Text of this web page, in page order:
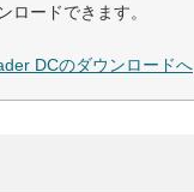
ロードできます。
DCのダウンロードへ